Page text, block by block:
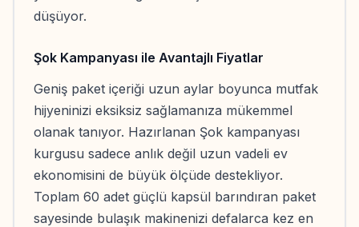
düşüyor.
Şok Kampanyası ile Avantajlı Fiyatlar
Geniş paket içeriği uzun aylar boyunca mutfak
hijyeninizi eksiksiz sağlamanıza mükemmel
olanak tanıyor. Hazırlanan Şok kampanyası
kurgusu sadece anlık değil uzun vadeli ev
ekonomisini de büyük ölçüde destekliyor.
Toplam 60 adet güçlü kapsül barındıran paket
sayesinde bulaşık makinenizi defalarca kez en